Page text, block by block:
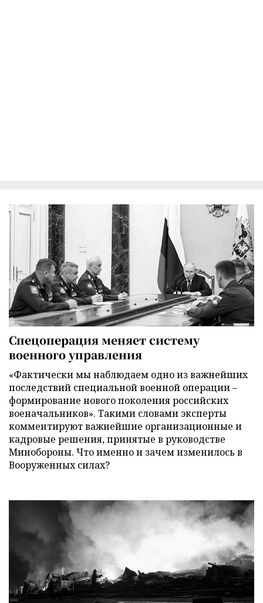
Спецоперация меняет систему
военного управления
«Фактически мы наблюдаем одно из важнейших
последствий специальной военной операции –
формирование нового поколения российских
военачальников». Такими словами эксперты
комментируют важнейшие организационные и
кадровые решения, принятые в руководстве
Минобороны. Что именно и зачем изменилось в
Вооруженных силах?